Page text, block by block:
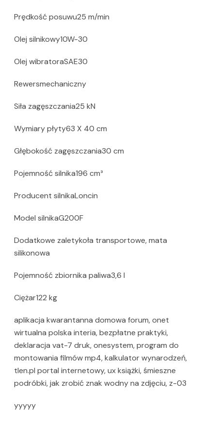
Prędkość posuwu25 m/min
Olej silnikowy10W-30
Olej wibratoraSAE30
Rewersmechaniczny
Siła zagęszczania25 kN
Wymiary płyty63 X 40 cm
Głębokość zagęszczania30 cm
Pojemność silnika196 cm³
Producent silnikaLoncin
Model silnikaG200F
Dodatkowe zaletykoła transportowe, mata
silikonowa
Pojemność zbiornika paliwa3,6 l
Ciężar122 kg
aplikacja kwarantanna domowa forum, onet
wirtualna polska interia, bezpłatne praktyki,
deklaracja vat-7 druk, onesystem, program do
montowania filmów mp4, kalkulator wynarodzeń,
tlen.pl portal internetowy, ux książki, śmieszne
podróbki, jak zrobić znak wodny na zdjęciu, z-03
yyyyy